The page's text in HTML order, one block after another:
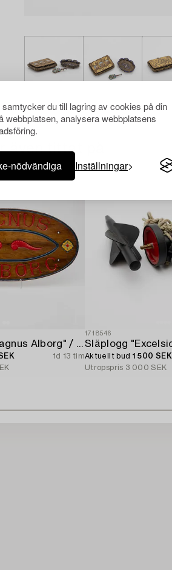
du till lagring av cookies på din
webbplatsen, analysera webbplatsens
nödvändiga Inställningar
även tittat på
Namnbräda "Magnus Alborg" / "Veritas XXII Köbenhavn".
1d 13 tim
1718546
Aktuellt bud 1 500 SEK
Utropspris 3 000 SEK